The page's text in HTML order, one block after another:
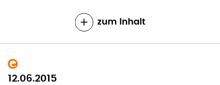
zum Inhalt
12.06.2015